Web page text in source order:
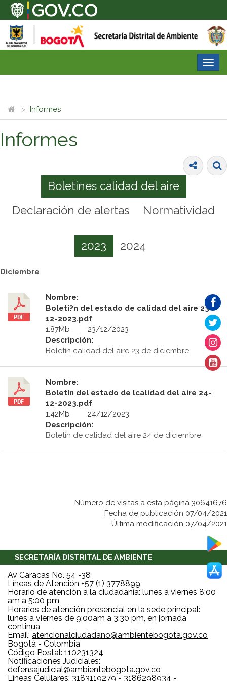
Informes
Informes
Boletines calidad del aire
Declaración de alertas
Normatividad
2023 2024
Diciembre
Nombre:
Boleti?n del estado de calidad del aire 23-
12-2023.pdf
1.87Mb
23/12/2023
Descripción:
Boletín calidad del aire 23 de diciembre
Nombre:
Boletín del estado de lcalidad del aire 24-
12-2023.pdf
1.42Mb
24/12/2023
Descripción:
Boletín de calidad del aire 24 de diciembre
Número de visitas a esta página 30641676
Fecha de publicación 07/04/2021
Última modificación 07/04/2021
SECRETARÍA DISTRITAL DE AMBIENTE
Av Caracas No. 54 -38
Líneas de Atención +57 (1) 3778899
Horario de atención a la ciudadanía: lunes a viernes 8:00
am a 5:00 pm
Horarios de atención presencial en la sede principal:
lunes a viernes de 9:00am a 3:30 pm, en jornada
continua
Email: atencionalciudadano@ambientebogota.gov.co
Bogotá - Colombia
Código Postal: 110231324
Notificaciones Judiciales:
defensajudicial@ambientebogota.gov.co
Líneas Celulares: 3183119279 - 3186298934 -